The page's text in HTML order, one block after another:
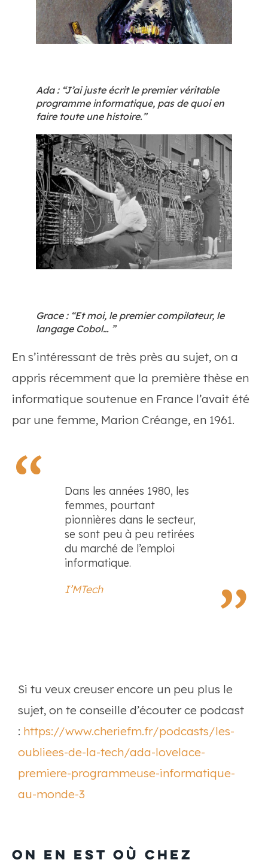
Ada : “J’ai juste écrit le premier véritable
programme informatique, pas de quoi en
faire toute une histoire.”
Grace : “Et moi, le premier compilateur, le
langage Cobol… ”
En s’intéressant de très près au sujet, on a
appris récemment que la première thèse en
informatique soutenue en France l’avait été
par une femme, Marion Créange, en 1961.
Dans les années 1980, les
femmes, pourtant
pionnières dans le secteur,
se sont peu à peu retirées
du marché de l’emploi
informatique.
I’MTech
Si tu veux creuser encore un peu plus le
sujet, on te conseille d’écouter ce podcast
: https://www.cheriefm.fr/podcasts/les-
oubliees-de-la-tech/ada-lovelace-
premiere-programmeuse-informatique-
au-monde-3
On en est où chez